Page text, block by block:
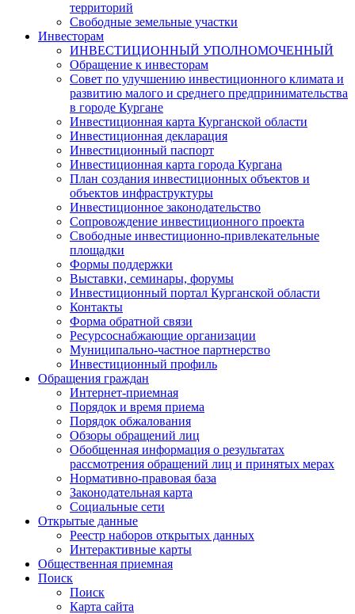
территорий
Свободные земельные участки
Инвесторам
ИНВЕСТИЦИОННЫЙ УПОЛНОМОЧЕННЫЙ
Обращение к инвесторам
Совет по улучшению инвестиционного климата и
развитию малого и среднего предпринимательства
в городе Кургане
Инвестиционная карта Курганской области
Инвестиционная декларация
Инвестиционный паспорт
Инвестиционная карта города Кургана
План создания инвестиционных объектов и
объектов инфраструктуры
Инвестиционное законодательство
Сопровождение инвестиционного проекта
Свободные инвестиционно-привлекательные
площадки
Формы поддержки
Выставки, семинары, форумы
Инвестиционный портал Курганской области
Контакты
Форма обратной связи
Ресурсоснабжающие организации
Муниципально-частное партнерство
Инвестиционный профиль
Обращения граждан
Интернет-приемная
Порядок и время приема
Порядок обжалования
Обзоры обращений лиц
Обобщенная информация о результатах
рассмотрения обращений лиц и принятых мерах
Нормативно-правовая база
Законодательная карта
Социальные сети
Открытые данные
Реестр наборов открытых данных
Интерактивные карты
Общественная приемная
Поиск
Поиск
Карта сайта